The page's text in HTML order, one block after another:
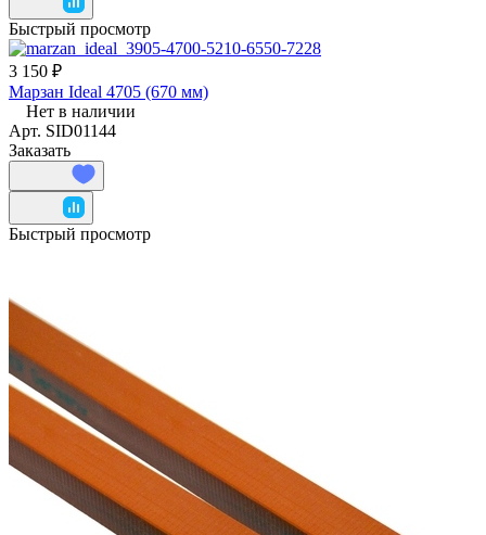
Быстрый просмотр
3 150 ₽
Марзан Ideal 4705 (670 мм)
Нет в наличии
Арт. SID01144
Заказать
Быстрый просмотр